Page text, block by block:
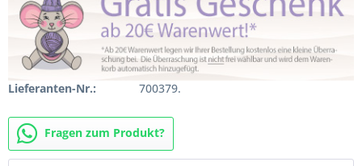
Lieferanten-Nr.: 700379.
Fragen zum Produkt?